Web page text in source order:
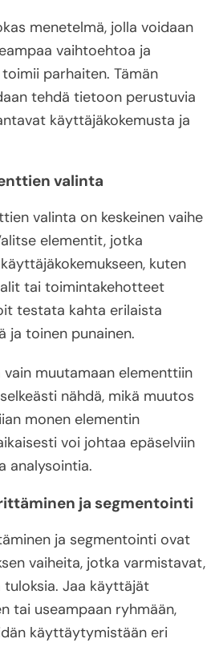
menetelmä, jolla voidaan
vaihtoehtoa ja
parhaiten. Tämän
tehdä tietoon perustuvia
käyttäjäkokemusta ja
valinta
valinta on keskeinen vaihe
elementit, jotka
kuten
tai toimintakehotteet
testata kahta erilaista
ja toinen punainen.
muutamaan elementtiin
nähdä, mikä muutos
monen elementin
voi johtaa epäselviin
analysointia.
ja segmentointi
ja segmentointi ovat
vaiheita, jotka varmistavat,
Jaa käyttäjät
tai useampaan ryhmään,
käyttäytymistään eri